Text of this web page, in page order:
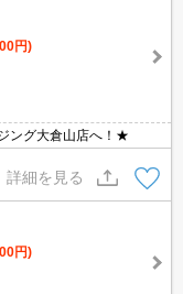
円)
ング大倉山店へ！★
詳細を見る
円)